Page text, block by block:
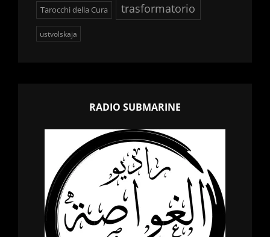
Tarocchi della Cura trasformatorio
ustvolskaja
RADIO SUBMARINE